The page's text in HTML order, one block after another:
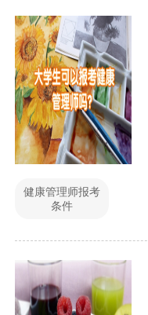
健康管理师报考
条件